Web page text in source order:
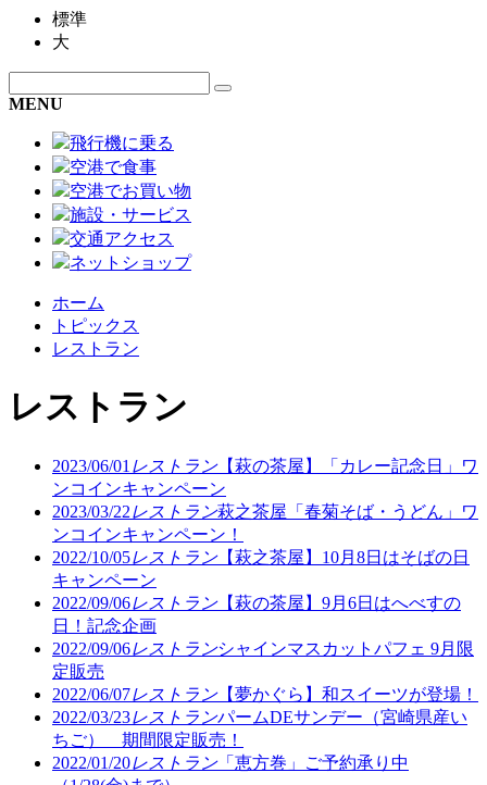
標準
大
MENU
飛行機に乗る
空港で食事
空港でお買い物
施設・サービス
交通アクセス
ネットショップ
ホーム
トピックス
レストラン
レストラン
2023/06/01 レストラン【萩の茶屋】「カレー記念日」ワ
ンコインキャンペーン
2023/03/22レストラン萩之茶屋「春菊そば・うどん」ワ
ンコインキャンペーン！
2022/10/05レストラン【萩之茶屋】10月8日はそばの日
キャンペーン
2022/09/06レストラン【萩の茶屋】9月6日はへべすの
日！記念企画
2022/09/06レストランシャインマスカットパフェ 9月限
定販売
2022/06/07レストラン【夢かぐら】和スイーツが登場！
2022/03/23レストランパームDEサンデー（宮崎県産い
ちご） 期間限定販売！
2022/01/20レストラン「恵方巻」ご予約承り中